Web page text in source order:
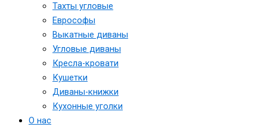
Тахты угловые
Еврософы
Выкатные диваны
Угловые диваны
Кресла-кровати
Кушетки
Диваны-книжки
Кухонные уголки
О нас